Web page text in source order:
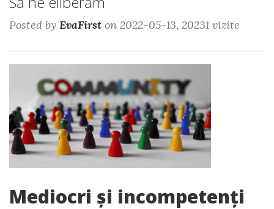
Posted by EvaFirst on 2022-05-13, 20231 vizite
Mediocri și incompetenți